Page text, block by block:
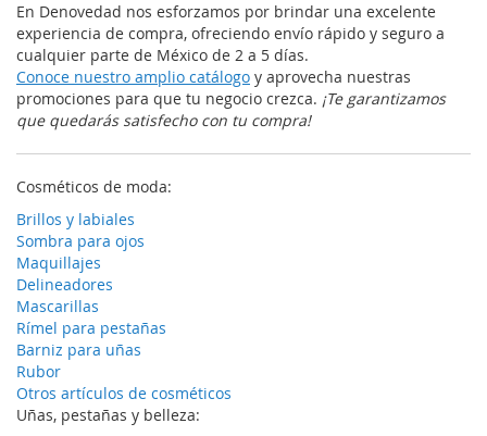
En Denovedad nos esforzamos por brindar una excelente
experiencia de compra, ofreciendo envío rápido y seguro a
cualquier parte de México de 2 a 5 días.
Conoce nuestro amplio catálogo y aprovecha nuestras
promociones para que tu negocio crezca. ¡Te garantizamos
que quedarás satisfecho con tu compra!
Cosméticos de moda:
Brillos y labiales
Sombra para ojos
Maquillajes
Delineadores
Mascarillas
Rímel para pestañas
Barniz para uñas
Rubor
Otros artículos de cosméticos
Uñas, pestañas y belleza: